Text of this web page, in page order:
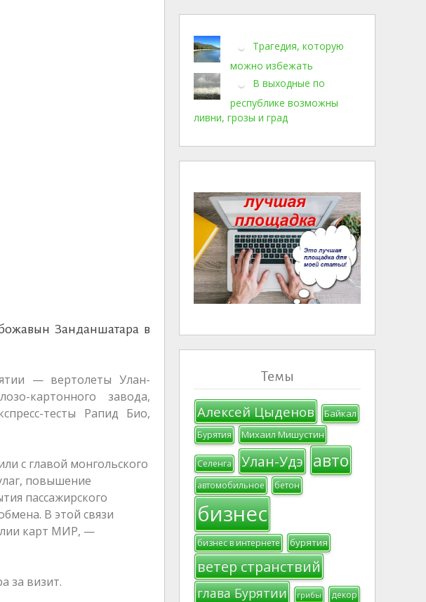
Занданшатара в
— вертолеты Улан-
картонного завода,
тесты Рапид Био,
с главой монгольского
повышение
пассажирского
В этой связи
карт МИР, —
за визит.
Трагедия, которую
можно избежать
В выходные по
республике возможны
ливни, грозы и град
Темы
Алексей Цыденов Байкал
Бурятия Михаил Мишустин
Селенга Улан-Удэ авто
автомобильное бетон
бизнес
бизнес в интернете бурятия
ветер странствий
глава Бурятии грибы декор